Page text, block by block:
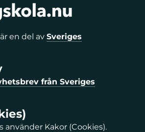
en del av Sveriges
från Sveriges
använder Kakor (Cookies).